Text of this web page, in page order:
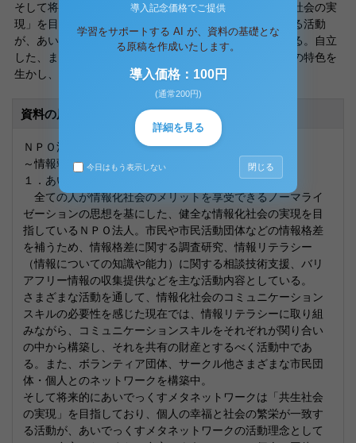
そして将来的にあいでっくすメタネットワークは「共生社会の実
現」を目指しており、個人の幸福と社会の繁栄が一致する活動
が、あいでっくすメタネットワークの活動理念としている。自立
した、または自立しようとしている個人・団体が、互いの特色を
生かし、ひとつの目標に向
資料の原本内容
ＮＰＯ法人あいでっくすメタネットワーク
～情報弱者をつくらない情報化社会の創造～
１．あいでっくすメタネットワークとは
全ての人が情報化社会のメリットを享受できるノーマライ
ゼーションの思想を基にした、健全な情報化社会の実現を目
指しているＮＰＯ法人。市民や市民活動団体などの情報格差
を補うため、情報格差に関する調査研究、情報リテラシー
（情報についての知識や能力）に関する相談技術支援、バリ
アフリー情報の収集提供などを主な活動内容としている。
さまざまな活動を通して、情報化社会のコミュニケーション
スキルの必要性を感じた現在では、情報リテラシーに取り組
みながら、コミュニケーションスキルをそれぞれが関り合い
の中から構築し、それを共有の財産とするべく活動中であ
る。また、ボランティア団体、サークル他さまざまな市民団
体・個人とのネットワークを構築中。
そして将来的にあいでっくすメタネットワークは「共生社会
の実現」を目指しており、個人の幸福と社会の繁栄が一致す
る活動が、あいでっくすメタネットワークの活動理念として
導入記念価格でご提供
学習をサポートする AI が、資料の基礎とな
る原稿を作成いたします。
導入価格：100円
(通常200円)
詳細を見る
今日はもう表示しない 閉じる